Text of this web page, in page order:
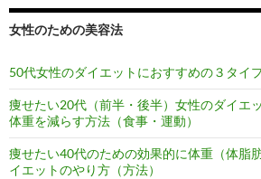
女性のための美容法
50代女性のダイエットにおすすめの３タイ
痩せたい20代（前半・後半）女性のダイエ
体重を減らす方法（食事・運動）
痩せたい40代のための効果的に体重（体脂
イエットのやり方（方法）